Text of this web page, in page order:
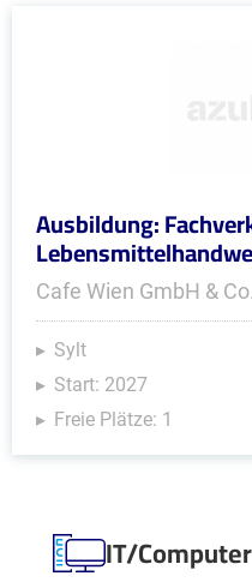
Ausbildung:
Cafe Wien GmbH &
Sylt
Start: 2027
Freie Plätze: 1
IT/